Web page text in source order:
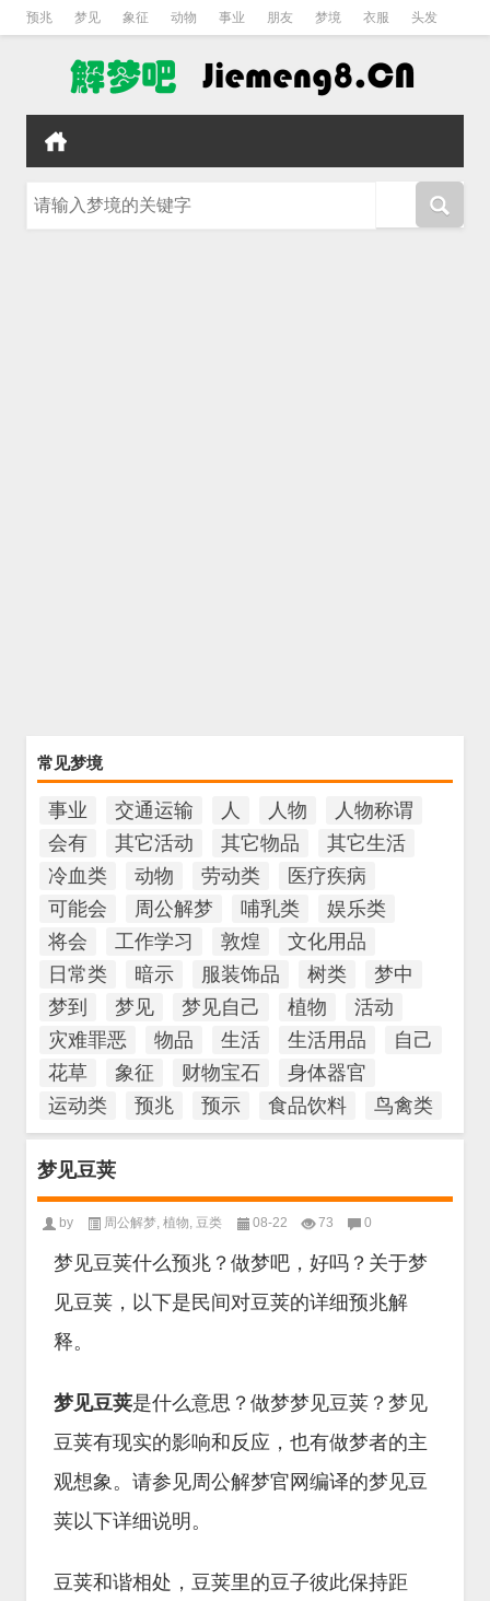
预兆 梦见 象征 动物 事业 朋友 梦境 衣服 头发
常见梦境
事业 交通运输 人 人物
人物称谓
会有
其它活动 其它物品
其它生活
冷血类
动物 劳动类
医疗疾病
可能会
周公解梦 哺乳类
娱乐类
将会
工作学习 敦煌
文化用品
日常类
暗示 服装饰品 树类
梦中
梦到
梦见 梦见自己 植物
活动
灾难罪恶
物品 生活 生活用品
自己
花草
象征 财物宝石
身体器官
运动类
预兆 预示 食品饮料 鸟禽类
梦见豆荚
by 周公解梦, 植物, 豆类 08-22 73 0
梦见豆荚什么预兆？做梦吧，好吗？关于梦
见豆荚，以下是民间对豆荚的详细预兆解
释。
梦见豆荚是什么意思？做梦梦见豆荚？梦见
豆荚有现实的影响和反应，也有做梦者的主
观想象。请参见周公解梦官网编译的梦见豆
荚以下详细说明。
豆荚和谐相处，豆荚里的豆子彼此保持距